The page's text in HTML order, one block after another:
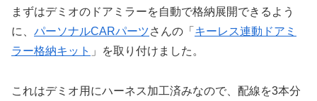
まずはデミオのドアミラーを自動で格納展開できるよう
に、 パーソナルCARパーツさんの「 キーレス連動ドアミ
ラー格納キット 」を取り付けました。
これはデミオ用にハーネス加工済みなので、配線を3本分